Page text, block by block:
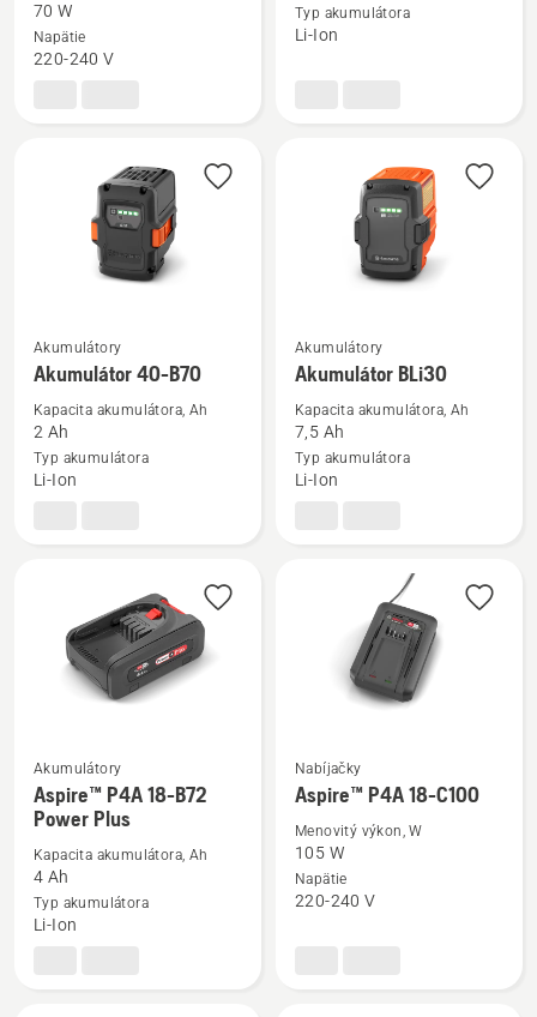
Nabíjačka
Aspire™
70 W
Napätie
220-240 V
Akumulátor
Typ akumulátora
Li-Ion
Zobraziť
viac
podrobností
Akumulátor
Akumulátory
Akumulátor 40-B70
Kapacita akumulátora, Ah
2 Ah
Typ akumulátora
Li-Ion
Zobraziť
viac
podrobností
Akumulátor
Akumulátory
Akumulátor BLi30
Kapacita akumulátora, Ah
7,5 Ah
Typ akumulátora
Li-Ion
Zobraziť
viac
podrobností
Aspire™
P4A
Akumulátory
Aspire™ P4A 18-B72
Power Plus
Kapacita akumulátora, Ah
4 Ah
Typ akumulátora
Li-Ion
Zobraziť
podrobností
Aspire™
Nabíjačky
Aspire™ P4A 18-C100
Menovitý výkon, W
105 W
Napätie
220-240 V